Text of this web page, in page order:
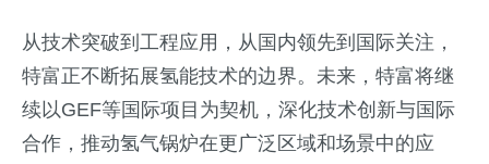
从技术突破到工程应用，从国内领先到国际关注，
特富正不断拓展氢能技术的边界。未来，特富将继
续以GEF等国际项目为契机，深化技术创新与国际
合作，推动氢气锅炉在更广泛区域和场景中的应